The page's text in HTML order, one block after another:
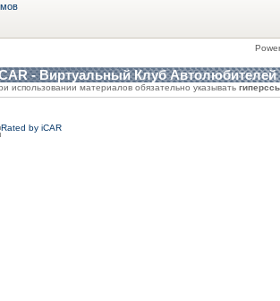
- Виртуальный Клуб Автолюбителей
использовании материалов обязательно указывать